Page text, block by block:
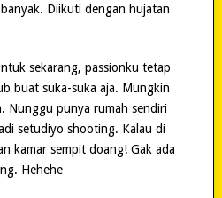
Diikuti dengan hujatan
sekarang, passionku tetap
buat suka-suka aja. Mungkin
Nunggu punya rumah sendiri
setudiyo shooting. Kalau di
kamar sempit doang! Gak ada
Hehehe